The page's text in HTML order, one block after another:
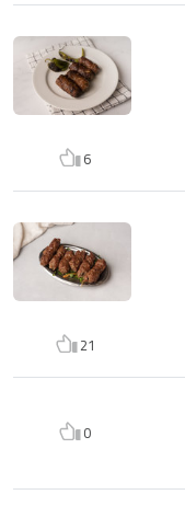
6
21
0